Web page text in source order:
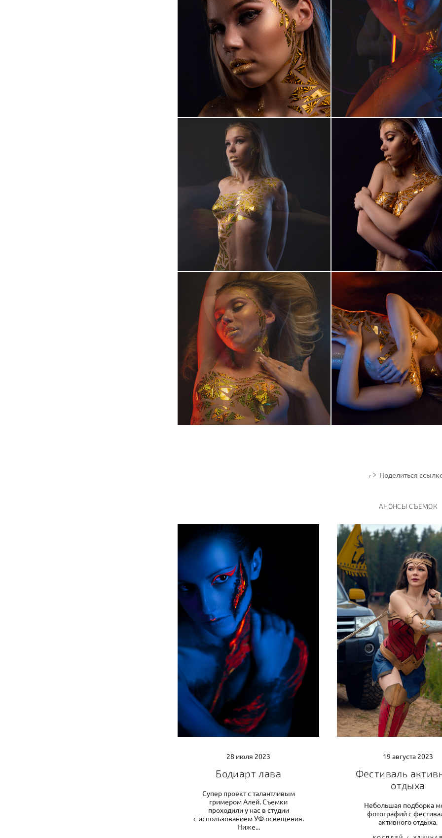
Поделиться
АНОНСЫ СЪЕМОК
28 июля 2023
Бодиарт лава
Супер проект с талантливым
гримером Алей. Съемки
проходили у нас в студии
с использованием УФ освещения.
Ниже...
19 августа 2023
Фестиваль
отдыха
Небольшая подборка
фотографий с
активного отдыха.